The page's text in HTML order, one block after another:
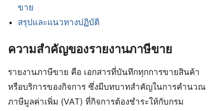
ขาย
สรุปและแนวทางปฏิบัติ
ความสำคัญของรายงานภาษีขาย
รายงานภาษีขาย คือ เอกสารที่บันทึกทุกการขายสินค้า
หรือบริการของกิจการ ซึ่งมีบทบาทสำคัญในการคำนวณ
ภาษีมูลค่าเพิ่ม (VAT) ที่กิจการต้องชำระให้กับกรม